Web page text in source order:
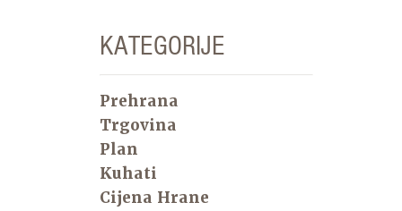
KATEGORIJE
Prehrana
Trgovina
Plan
Kuhati
Cijena Hrane